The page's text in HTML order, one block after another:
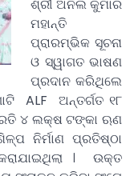
ଶ୍ରୀ ଅନିଲ କୁମାର
ମହାନ୍ତି
ପ୍ରାରମ୍ଭିକ ସୂଚନା
ଓ ସ୍ୱାଗତ ଭାଷଣ
ପ୍ରଦାନ କରିଥିଲେ
ALF ଅନ୍ତର୍ଗତ ୧୮
୪ ଲକ୍ଷ ଟଙ୍କା ଋଣ
ନିର୍ମାଣ ପ୍ରତିଷ୍ଠା
। ଉକ୍ତ